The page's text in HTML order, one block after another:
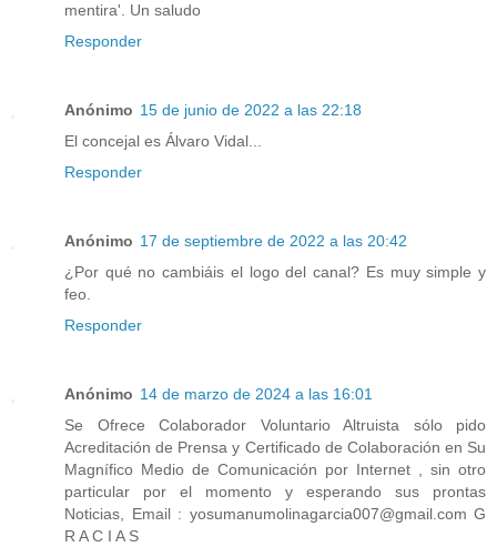
mentira'. Un saludo
Responder
Anónimo 15 de junio de 2022 a las 22:18
El concejal es Álvaro Vidal...
Responder
Anónimo 17 de septiembre de 2022 a las 20:42
¿Por qué no cambiáis el logo del canal? Es muy simple y
feo.
Responder
Anónimo 14 de marzo de 2024 a las 16:01
Se Ofrece Colaborador Voluntario Altruista sólo pido
Acreditación de Prensa y Certificado de Colaboración en Su
Magnífico Medio de Comunicación por Internet , sin otro
particular por el momento y esperando sus prontas
Noticias, Email : yosumanumolinagarcia007@gmail.com G
R A C I A S